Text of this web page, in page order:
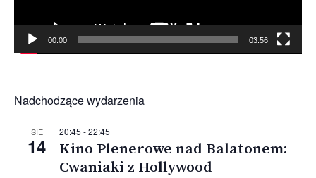
00:00 03:56
Nadchodzące wydarzenia
SIE
14
20:45 -22:45
Kino Plenerowe nad Balatonem:
Cwaniaki z Hollywood